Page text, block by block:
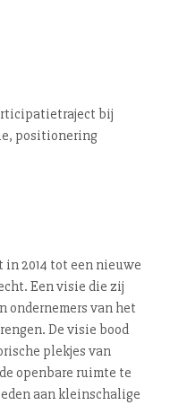
bij
positionering
2014 tot een nieuwe
Een visie die zij
ondernemers van het
De visie bood
plekjes van
openbare ruimte te
aan klein­scha­li­ge